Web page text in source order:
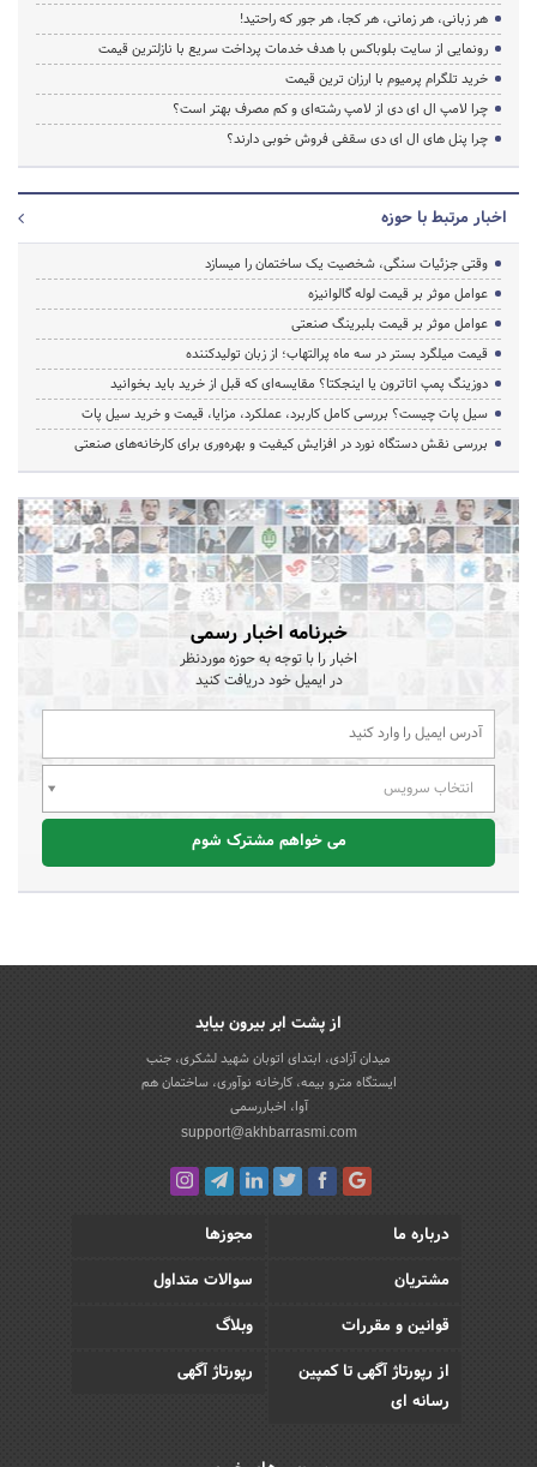
هر زبانی، هر زمانی، هر کجا، هر جور که راحتید!
رونمایی از سایت بلوباکس با هدف خدمات پرداخت سریع با نازلترین قیمت
خرید تلگرام پرمیوم با ارزان ترین قیمت
چرا لامپ ال ای دی از لامپ رشته‌ای و کم مصرف بهتر است؟
چرا پنل های ال ای دی سقفی فروش خوبی دارند؟
اخبار مرتبط با حوزه
وقتی جزئیات سنگی، شخصیت یک ساختمان را میسازد
عوامل موثر بر قیمت لوله گالوانیزه
عوامل موثر بر قیمت بلبرینگ صنعتی
قیمت میلگرد بستر در سه ماه پرالتهاب؛ از زبان تولیدکننده
دوزینگ پمپ اتاترون یا اینجکتا؟ مقایسه‌ای که قبل از خرید باید بخوانید
سیل پات چیست؟ بررسی کامل کاربرد، عملکرد، مزایا، قیمت و خرید سیل پات
بررسی نقش دستگاه نورد در افزایش کیفیت و بهره‌وری برای کارخانه‌های صنعتی
خبرنامه اخبار رسمی
اخبار را با توجه به حوزه موردنظر
در ایمیل خود دریافت کنید
انتخاب سرویس
می خواهم مشترک شوم
از پشت ابر بیرون بیاید
میدان آزادی، ابتدای اتوبان شهید لشکری، جنب
ایستگاه مترو بیمه، کارخانه نوآوری، ساختمان هم
آوا، اخباررسمی
support@akhbarrasmi.com
درباره ما
مجوزها
مشتریان
سوالات متداول
قوانین و مقررات
وبلاگ
از رپورتاژ آگهی تا کمپین
رسانه ای
رپورتاژ آگهی